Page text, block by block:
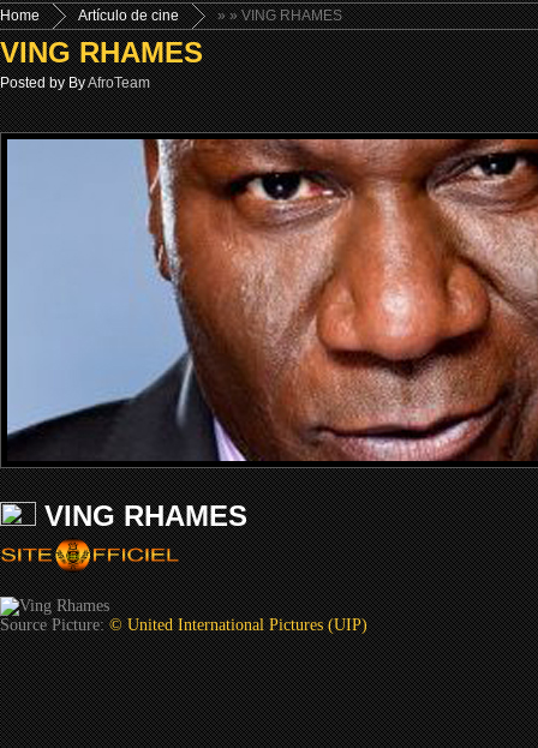
Home »
Artículo de cine » VING RHAMES
VING RHAMES
Posted by ByAfroTeam
VING RHAMES
Source Picture:© United International Pictures (UIP)